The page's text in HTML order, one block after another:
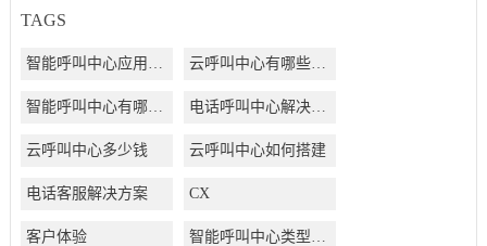
TAGS
智能呼叫中心应用方案 云呼叫中心有哪些好处
智能呼叫中心有哪些好处 电话呼叫中心解决方案
云呼叫中心多少钱 云呼叫中心如何搭建
电话客服解决方案 CX
客户体验 智能呼叫中心类型有哪些